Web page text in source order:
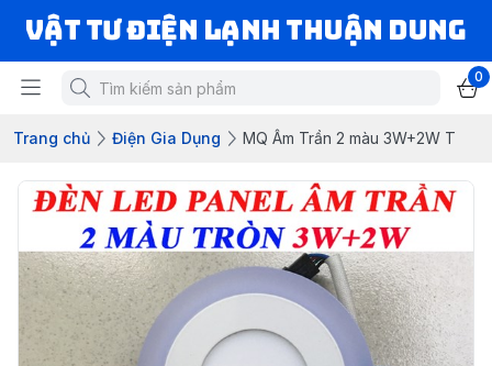
VẬT TƯ ĐIỆN LẠNH THUẬN DUNG
0
Trang chủ Điện Gia Dụng MQ Âm Trần 2 màu 3W+2W T